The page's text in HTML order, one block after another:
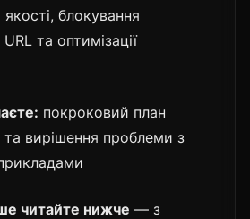
блокування
та оптимізації
покроковий план
та вирішення проблеми з
читайте нижче — з